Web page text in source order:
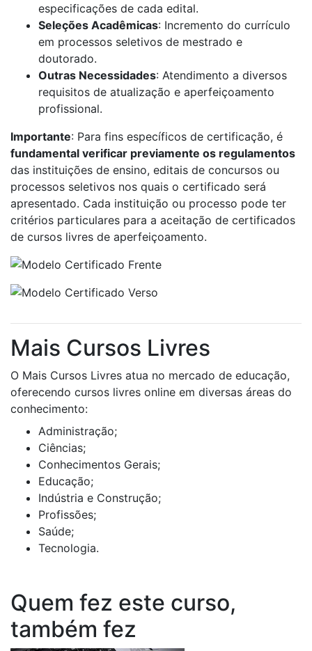
especificações de cada edital.
Seleções Acadêmicas: Incremento do currículo
em processos seletivos de mestrado e
doutorado.
Outras Necessidades: Atendimento a diversos
requisitos de atualização e aperfeiçoamento
profissional.
Importante: Para fins específicos de certificação, é
fundamental verificar previamente os regulamentos
das instituições de ensino, editais de concursos ou
processos seletivos nos quais o certificado será
apresentado. Cada instituição ou processo pode ter
critérios particulares para a aceitação de certificados
de cursos livres de aperfeiçoamento.
Mais Cursos Livres
O Mais Cursos Livres atua no mercado de educação,
oferecendo cursos livres online em diversas áreas do
conhecimento:
Administração;
Ciências;
Conhecimentos Gerais;
Educação;
Indústria e Construção;
Profissões;
Saúde;
Tecnologia.
Quem fez este curso,
também fez